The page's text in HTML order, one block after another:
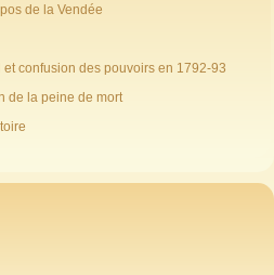
de la Vendée
confusion des pouvoirs en 1792-93
de la peine de mort